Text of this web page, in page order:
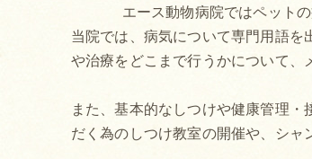
エース動物病院ではペット
当院では、病気について専門用語
や治療をどこまで行うかについて
また、基本的なしつけや健康管理
だく為のしつけ教室の開催や、シ